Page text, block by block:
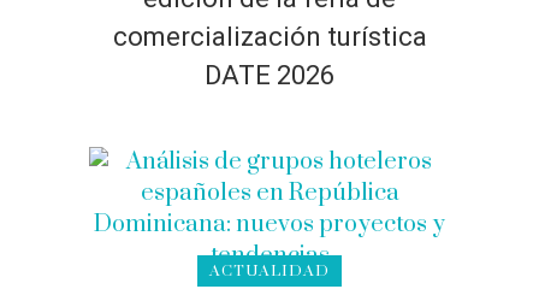
comercialización turística
DATE 2026
ACTUALIDAD